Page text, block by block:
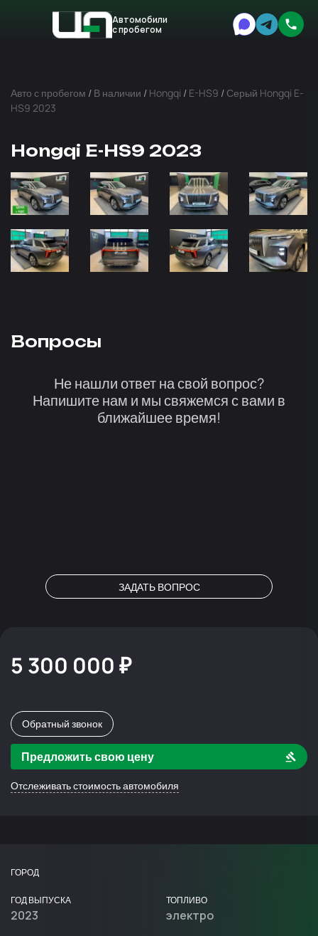
Автомобили
с пробегом
Авто с пробегом / В наличии / Hongqi / E-HS9 / Серый Hongqi E-
HS9 2023
Hongqi E-HS9 2023
Вопросы
Не нашли ответ на свой вопрос?
Напишите нам и мы свяжемся с вами в
ближайшее время!
ЗАДАТЬ ВОПРОС
5 300 000 ₽
Обратный звонок
Предложить свою цену
Отслеживать стоимость автомобиля
ГОРОД
ГОД ВЫПУСКА
2023
ТОПЛИВО
электро